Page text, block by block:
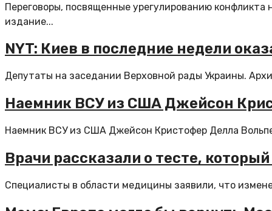
Переговоры, посвященные урегулированию конфликта
издание...
NYT: Киев в последние недели
Депутаты на заседании Верховной рады Украины.
Наемник ВСУ из США Джейсон
Наемник ВСУ из США Джейсон Кристофер Делла
Врачи рассказали о тесте,
Специалисты в области медицины заявили, что